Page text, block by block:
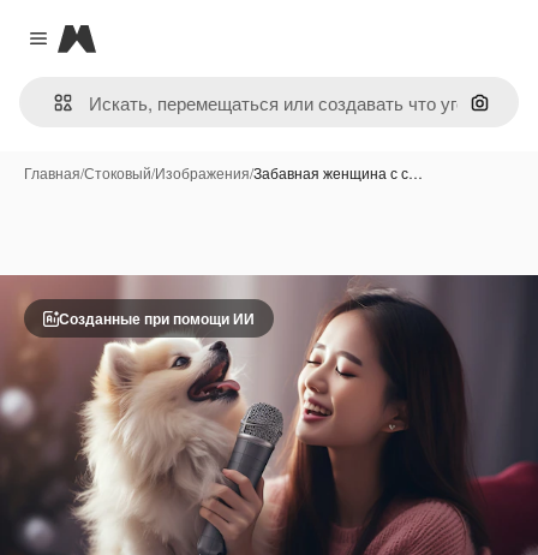
Close menu
Magnific
Поиск
Главная/Стоковый/Изображения/Забавная женщина с с…
Созданные при помощи ИИ